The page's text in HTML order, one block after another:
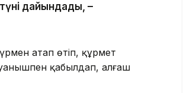
дайындады, –
атап өтіп, құрмет
қуанышпен қабылдап, алғаш